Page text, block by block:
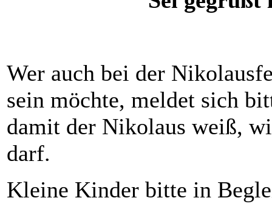
Wer auch bei der
sein möchte, meldet sich
damit der Nikolaus weiß,
darf.
Kleine Kinder bitte in